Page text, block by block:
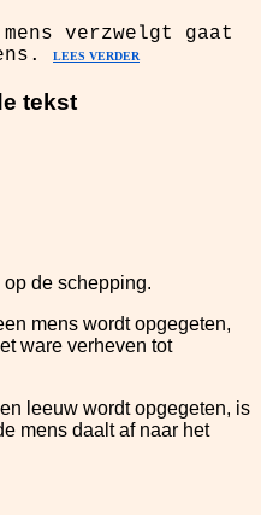
verzwelgt gaat
LEES VERDER
tekst
de schepping.
mens wordt opgegeten,
ware verheven tot
leeuw wordt opgegeten, is
mens daalt af naar het